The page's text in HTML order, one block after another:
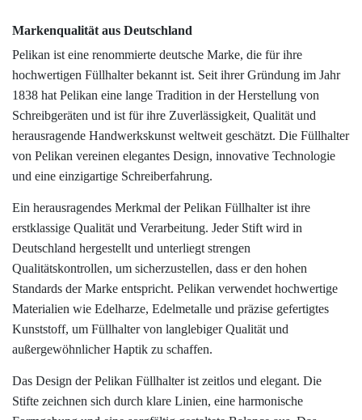
Markenqualität aus Deutschland
Pelikan ist eine renommierte deutsche Marke, die für ihre
hochwertigen Füllhalter bekannt ist. Seit ihrer Gründung im Jahr
1838 hat Pelikan eine lange Tradition in der Herstellung von
Schreibgeräten und ist für ihre Zuverlässigkeit, Qualität und
herausragende Handwerkskunst weltweit geschätzt. Die Füllhalter
von Pelikan vereinen elegantes Design, innovative Technologie
und eine einzigartige Schreiberfahrung.
Ein herausragendes Merkmal der Pelikan Füllhalter ist ihre
erstklassige Qualität und Verarbeitung. Jeder Stift wird in
Deutschland hergestellt und unterliegt strengen
Qualitätskontrollen, um sicherzustellen, dass er den hohen
Standards der Marke entspricht. Pelikan verwendet hochwertige
Materialien wie Edelharze, Edelmetalle und präzise gefertigtes
Kunststoff, um Füllhalter von langlebiger Qualität und
außergewöhnlicher Haptik zu schaffen.
Das Design der Pelikan Füllhalter ist zeitlos und elegant. Die
Stifte zeichnen sich durch klare Linien, eine harmonische